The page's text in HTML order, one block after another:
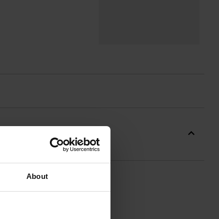
About